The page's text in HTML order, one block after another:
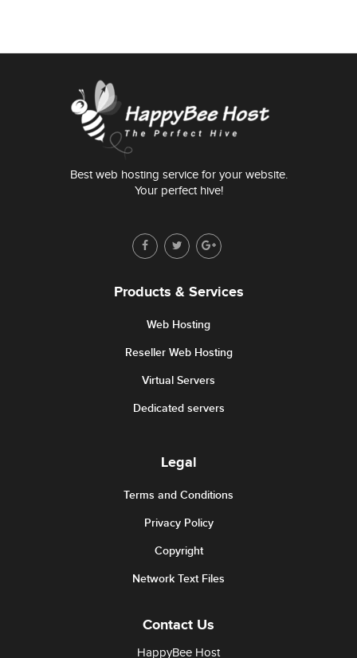
Best web hosting service for your website.
Your perfect hive!
Products & Services
Web Hosting
Reseller Web Hosting
Virtual Servers
Dedicated servers
Legal
Terms and Conditions
Privacy Policy
Copyright
Network Text Files
Contact Us
HappyBee Host